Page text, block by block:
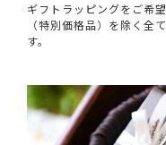
ギフトラッピングをご希
（特別価格品）を除く全
す。